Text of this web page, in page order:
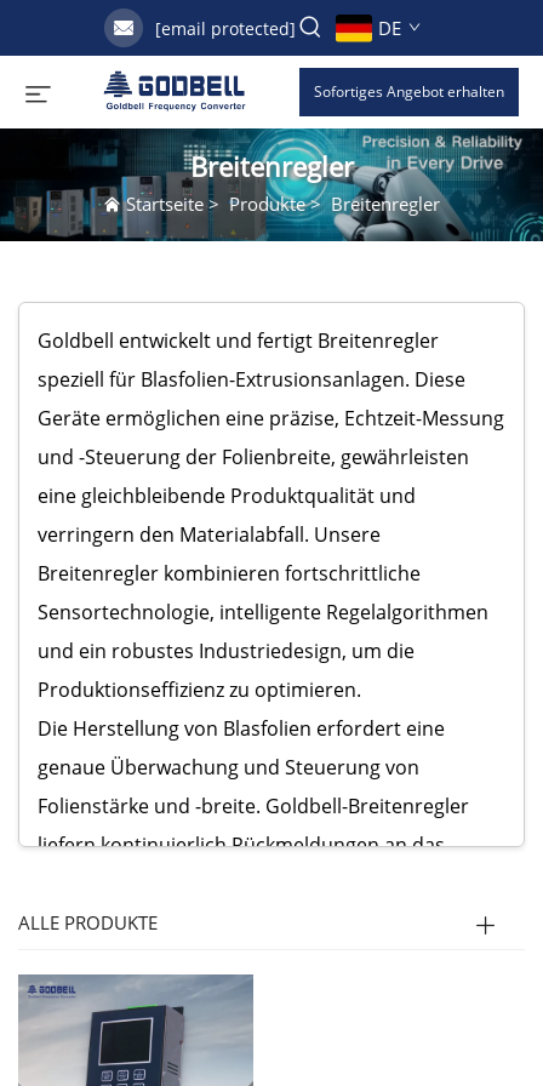
[email protected] DE
Sofortiges Angebot erhalten
Breitenregler
Startseite>Produkte>Breitenregler
Goldbell entwickelt und fertigt Breitenregler
speziell für Blasfolien-Extrusionsanlagen. Diese
Geräte ermöglichen eine präzise, Echtzeit-Messung
und -Steuerung der Folienbreite, gewährleisten
eine gleichbleibende Produktqualität und
verringern den Materialabfall. Unsere
Breitenregler kombinieren fortschrittliche
Sensortechnologie, intelligente Regelalgorithmen
und ein robustes Industriedesign, um die
Produktionseffizienz zu optimieren.
Die Herstellung von Blasfolien erfordert eine
genaue Überwachung und Steuerung von
Folienstärke und -breite. Goldbell-Breitenregler
liefern kontinuierlich Rückmeldungen an das
automatisch die Rollenpositionen an, um
Kombination hochpräziser Sensoren und einer
intuitiven Bedienoberfläche helfen unsere
Breitenregler Herstellern, die Produktkonsistenz zu
ALLE PRODUKTE